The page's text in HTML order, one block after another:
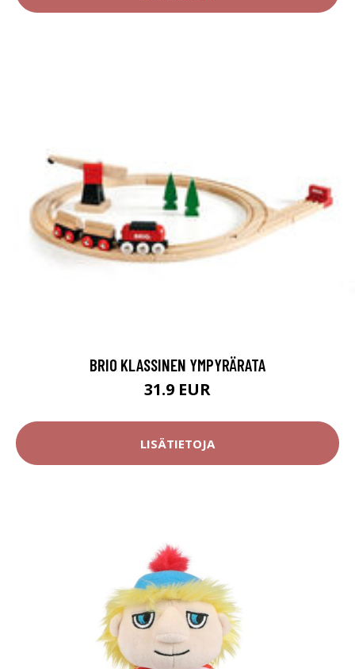
BRIO KLASSINEN YMPYRÄRATA
31.9 EUR
LISÄTIETOJA